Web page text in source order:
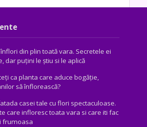
din plin toată vara. Secretele ei
dar puțini le știu si le aplică
ca planta care aduce bogăţie,
să înflorească?
casei tale cu flori spectaculoase.
care infloresc toata vara si care iti fac
frumoasa